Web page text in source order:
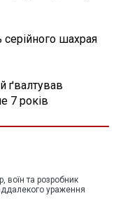
шахрая
ґвалтував
7 років
воїн та розробник
ураження